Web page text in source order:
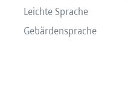
Leichte Sprache
Gebärdensprache